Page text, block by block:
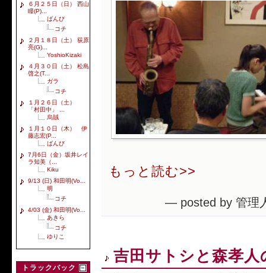
６月２５日（日） 西山
瞳(P)...
ばんび
コチ
２月１８日（土） 荻原
亮(G)...
YoshioKizaki
４月３０日（土） 松島
啓之(T...
ガラ
コチ
１月２６日（土）
「村田中」 ...
烏賊
１月１０日（木） 伊
藤志宏(P...
ばんび
7月6日（金）坂井レイ
ラ知美（...
Kiku
9/13 (日) 和田明(Vo...
明
コチ
4/03 (金) 和田明(Vo...
あきら
コチ
ゆりこ
トラックバック
もっと読む>>
— posted by 管理
吉田サトシと森孝